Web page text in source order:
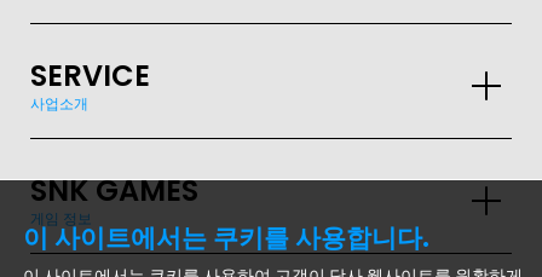
SERVICE
사업소개
SNK GAMES
게임 정보
이 사이트에서는 쿠키를 사용합니다.